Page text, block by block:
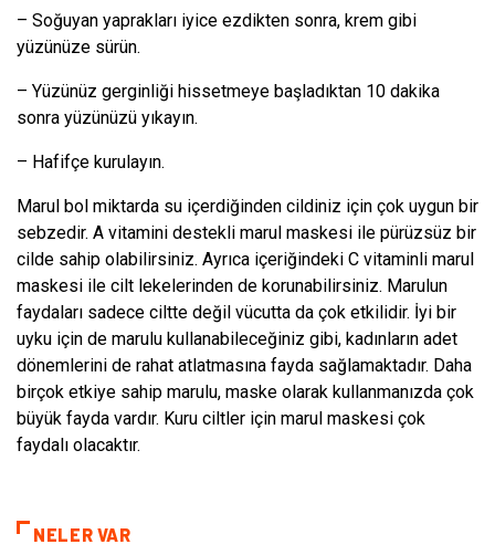
– Soğuyan yaprakları iyice ezdikten sonra, krem gibi
yüzünüze sürün.
– Yüzünüz gerginliği hissetmeye başladıktan 10 dakika
sonra yüzünüzü yıkayın.
– Hafifçe kurulayın.
Marul bol miktarda su içerdiğinden cildiniz için çok uygun bir
sebzedir. A vitamini destekli marul maskesi ile pürüzsüz bir
cilde sahip olabilirsiniz. Ayrıca içeriğindeki C vitaminli marul
maskesi ile cilt lekelerinden de korunabilirsiniz. Marulun
faydaları sadece ciltte değil vücutta da çok etkilidir. İyi bir
uyku için de marulu kullanabileceğiniz gibi, kadınların adet
dönemlerini de rahat atlatmasına fayda sağlamaktadır. Daha
birçok etkiye sahip marulu, maske olarak kullanmanızda çok
büyük fayda vardır. Kuru ciltler için marul maskesi çok
faydalı olacaktır.
NELER VAR